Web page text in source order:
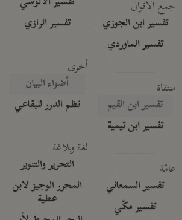
جمع الأقوال
تفسير ابن الجوزي
تفسير الماوردي
منتقاة
تفسير ابن القيم
تفسير ابن تيمية
عامّة
تفسير السمعاني
تفسير مكّي
تفسير الرازي
أخرى
أضواء البيان
نظم الدرر للبقاعي
لغة وبلاغة
التحرير والتنوير
المحرر الوجيز لابن
عطية